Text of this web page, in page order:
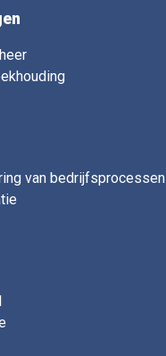
van bedrijfsprocessen